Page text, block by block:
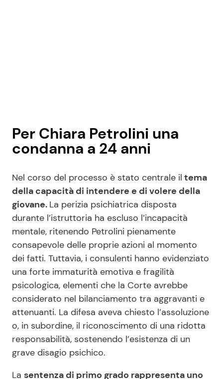
Per Chiara Petrolini una
condanna a 24 anni
Nel corso del processo è stato centrale il tema
della capacità di intendere e di volere della
giovane. La perizia psichiatrica disposta
durante l’istruttoria ha escluso l’incapacità
mentale, ritenendo Petrolini pienamente
consapevole delle proprie azioni al momento
dei fatti. Tuttavia, i consulenti hanno evidenziato
una forte immaturità emotiva e fragilità
psicologica, elementi che la Corte avrebbe
considerato nel bilanciamento tra aggravanti e
attenuanti. La difesa aveva chiesto l’assoluzione
o, in subordine, il riconoscimento di una ridotta
responsabilità, sostenendo l’esistenza di un
grave disagio psichico.
La sentenza di primo grado rappresenta uno